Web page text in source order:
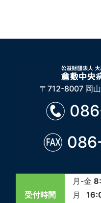
〒712-8007 岡
受付時間
月-金
月